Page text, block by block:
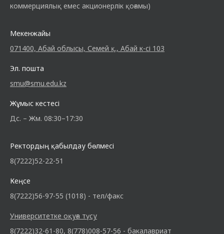
коммерциялық емес акционерлік қоғамы)
Мекенжайы
071400, Абай облысы, Семей қ., Абай к-сі 103
Эл. пошта
smu@smu.edu.kz
Жұмыс кестесі
Дс. – Жм. 08:30–17:30
Ректордың қабылдау бөлмесі
8(7222)52-22-51
Кеңсе
8(7222)56-97-55 (1018) - тел/факс
Университетке оқуға түсу
8(7222)32-61-80, 8(778)008-57-56 - бакалавриат